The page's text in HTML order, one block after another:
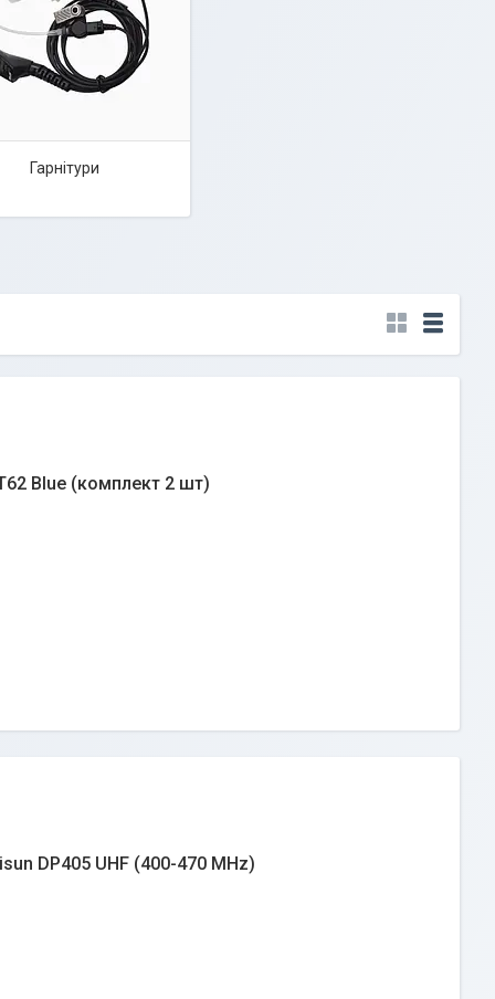
Гарнітури
Blue (комплект 2 шт)
DP405 UHF (400-470 МНz)